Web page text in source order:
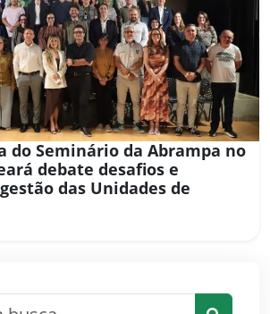
do Seminário da Abrampa no
debate desafios e
das Unidades de